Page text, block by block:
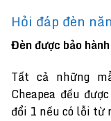
Hỏi đáp đèn
Đèn được bảo
Tất cả những
Cheapea đều
đổi 1 nếu có lỗi từ